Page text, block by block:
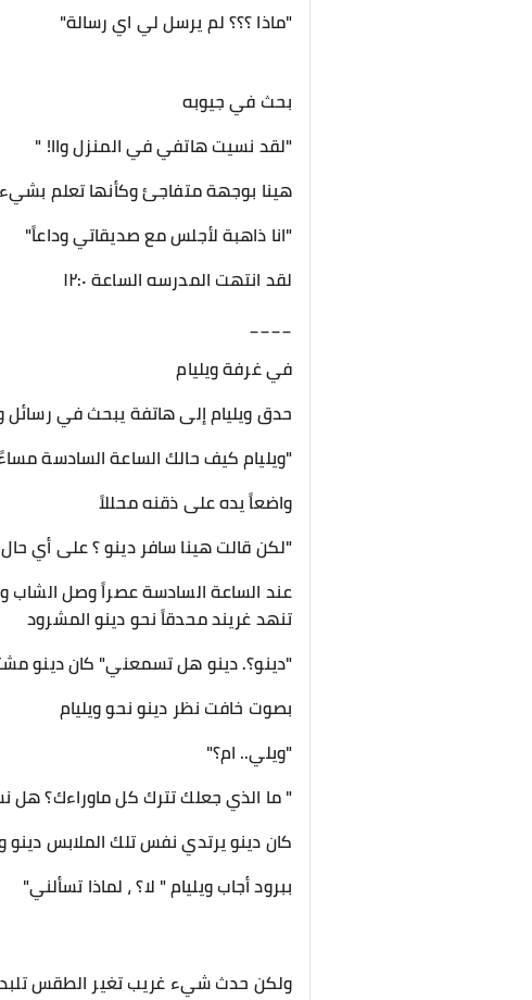
"ماذا ؟؟؟ لم يرسل لي اي رسالة"
بحث في جيوبه
"لقد نسيت هاتفي في المنزل واا! "
هينا بوجهة متفاجئ وكأنها تعلم بشيء
"انا ذاهبة لأجلس مع صديقاتي وداعاً"
لقد انتهت المدرسه الساعة ١٢:٠
____
في غرفة ويليام
حدق ويليام إلى هاتفة يبحث في
"ويليام كيف حالك الساعة السادسة
واضعاً يده على ذقنه محللاً
"لكن قالت هينا سافر دينو ؟ على أي
عند الساعة السادسة عصراً وصل الشاب
تنهد غريند محدقاً نحو دينو المشرود
"دينو؟. دينو هل تسمعني" كان دينو
بصوت خافت نظر دينو نحو ويليام
"ويلي.. ام؟"
" ما الذي جعلك تترك كل ماوراءك؟
كان دينو يرتدي نفس تلك الملابس
ببرود أجاب ويليام " لا؟ ، لماذا تسألني"
ولكن حدث شيء غريب تغير الطقس